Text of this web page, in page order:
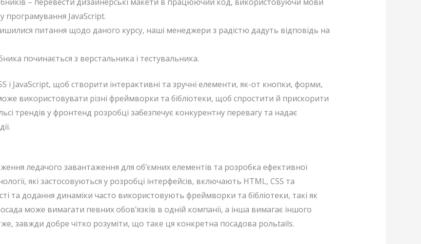
програмування JavaScript.
питання щодо даного курсу, наші менеджери з радістю дадуть відповідь на
починається з верстальника і тестувальника.
і JavaScript, щоб створити інтерактивні та зручні елементи, як-от кнопки, форми,
використовувати різні фреймворки та бібліотеки, щоб спростити й прискорити
трендів у фронтенд розробці забезпечує конкурентну перевагу та надає
ледачого завантаження для об’ємних елементів та розробка ефективної
які застосовуються у розробці інтерфейсів, включають HTML, CSS та
та додання динаміки часто використовують фреймворки та бібліотеки, такі як
може вимагати певних обов’язків в одній компанії, а інша вимагає іншого
завжди добре чітко розуміти, що таке ця конкретна посадова рольtails.